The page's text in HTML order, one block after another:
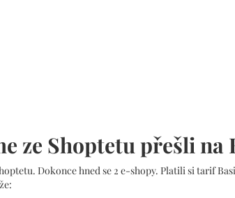
ze Shoptetu přešli na
Dokonce hned se 2 e-shopy. Platili si tarif